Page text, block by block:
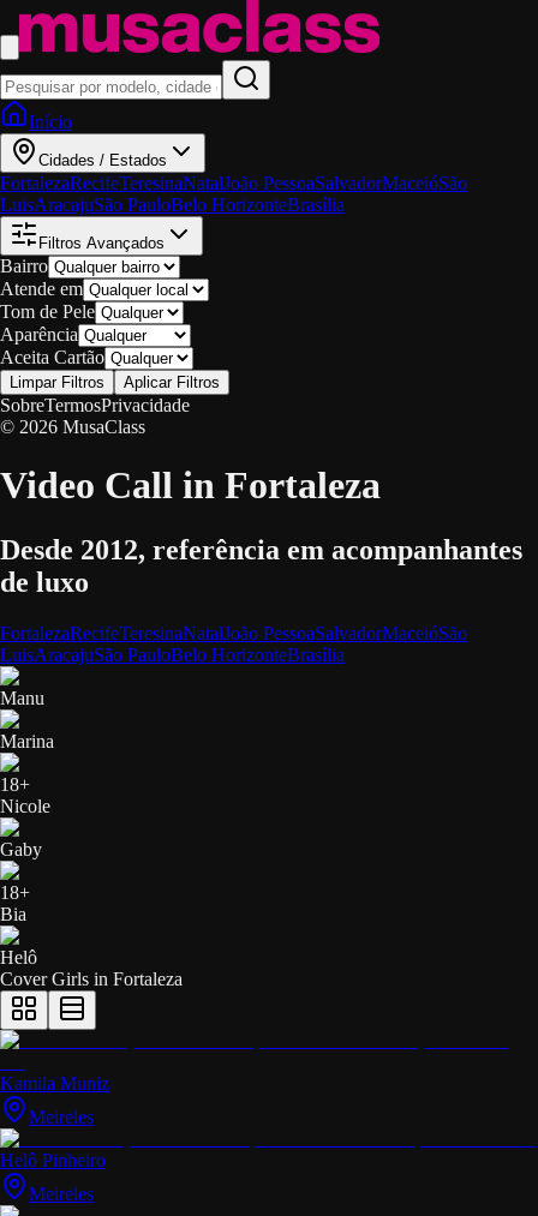
Início
Cidades / Estados
FortalezaRecifeTeresinaNatalJoão PessoaSalvadorMaceióSão
LuisAracajuSão PauloBelo HorizonteBrasília
Filtros Avançados
Bairro
Atende em
Tom de Pele
Aparência
Aceita Cartão
Limpar Filtros Aplicar Filtros
SobreTermosPrivacidade
© 2026 MusaClass
Video Call in Fortaleza
Desde 2012, referência em acompanhantes
de luxo
FortalezaRecifeTeresinaNatalJoão PessoaSalvadorMaceióSão
LuisAracajuSão PauloBelo HorizonteBrasília
Manu
Marina
18+
Nicole
Gaby
18+
Bia
Helô
Cover Girls in Fortaleza
Kamila Muniz
Meireles
Helô Pinheiro
Meireles